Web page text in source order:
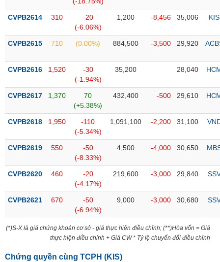
được
quỹ
mục
ETF
Cổ
chi
tiết
Tổng
quan
Giao
dịch
Tài
chính
tích
CVPB2614 310
-20
(-6.06%)
1,200 -8,456 35,006 KIS
CVPB2615 710 (0.00%) 884,500 -3,500 29,920
CVPB2616 1,520
-30
(-1.94%)
35,200 28,040
CVPB2617 1,370
70
(+5.38%)
432,400 -500 29,610
CVPB2618 1,950
-110
(-5.34%)
1,091,100 -2,200 31,100
CVPB2619 550
-50
(-8.33%)
4,500 -4,000 30,650
CVPB2620 460
-20
(-4.17%)
219,600 -3,000 29,840
CVPB2621 670
-50
(-6.94%)
9,000 -3,000 30,680
(*)S-X là giá chứng khoán cơ sở - giá thực hiện điều chỉnh; (**)Hòa vốn = Giá
thực hiện điều chỉnh + Giá CW * Tỷ lệ chuyển đổi điều chỉnh
Chứng quyền cùng TCPH (KIS)
DỮ
MỚI
Ngành
(-)
VS-